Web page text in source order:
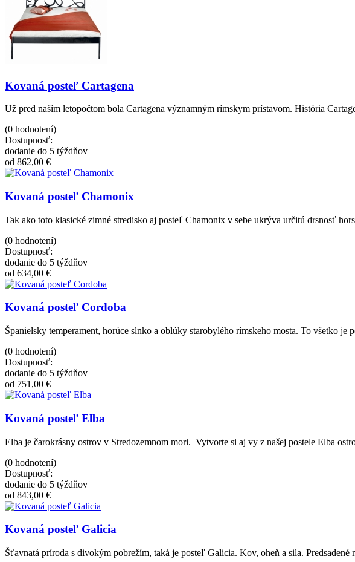
Kovaná posteľ Cartagena
Už pred naším letopočtom bola Cartagena významným rímskym prístavom. História
(0 hodnotení)
Dostupnosť:
dodanie do 5 týždňov
od 862,00 €
Kovaná posteľ Chamonix
Tak ako toto klasické zimné stredisko aj posteľ Chamonix v sebe ukrýva určitú drsnosť
(0 hodnotení)
Dostupnosť:
dodanie do 5 týždňov
od 634,00 €
Kovaná posteľ Cordoba
Španielsky temperament, horúce slnko a oblúky starobylého rímskeho mosta. To všetko je
(0 hodnotení)
Dostupnosť:
dodanie do 5 týždňov
od 751,00 €
Kovaná posteľ Elba
Elba je čarokrásny ostrov v Stredozemnom mori. Vytvorte si aj vy z našej postele Elba
(0 hodnotení)
Dostupnosť:
dodanie do 5 týždňov
od 843,00 €
Kovaná posteľ Galicia
Šťavnatá príroda s divokým pobrežím, taká je posteľ Galicia. Kov, oheň a sila.